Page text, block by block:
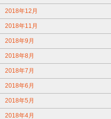
2018年12月
2018年11月
2018年9月
2018年8月
2018年7月
2018年6月
2018年5月
2018年4月